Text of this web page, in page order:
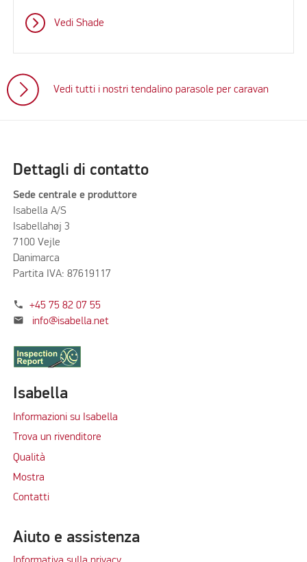
Vedi Shade
Vedi tutti i nostri tendalino parasole per caravan
Dettagli di contatto
Sede centrale e produttore
Isabella A/S
Isabellahøj 3
7100 Vejle
Danimarca
Partita IVA: 87619117
phone +45 75 82 07 55
mail info@isabella.net
Isabella
Informazioni su Isabella
Trova un rivenditore
Qualità
Mostra
Contatti
Aiuto e assistenza